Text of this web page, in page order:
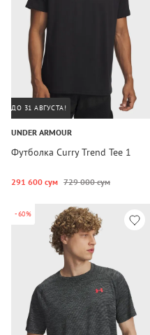
ДО 31 АВГУСТА!
UNDER ARMOUR
Футболка Curry Trend Tee 1
291 600 сум 729 000 сум
-60%